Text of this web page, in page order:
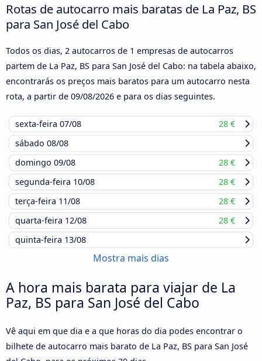
Rotas de autocarro mais baratas de La Paz, BS
para San José del Cabo
Todos os dias, 2 autocarros de 1 empresas de autocarros
partem de La Paz, BS para San José del Cabo: na tabela abaixo,
encontrarás os preços mais baratos para um autocarro nesta
rota, a partir de 09/08/2026 e para os dias seguintes.
sexta-feira 07/08
28 €
sábado 08/08
domingo 09/08
28 €
segunda-feira 10/08
28 €
terça-feira 11/08
28 €
quarta-feira 12/08
28 €
quinta-feira 13/08
Mostra mais dias
A hora mais barata para viajar de La
Paz, BS para San José del Cabo
Vê aqui em que dia e a que horas do dia podes encontrar o
bilhete de autocarro mais barato de La Paz, BS para San José